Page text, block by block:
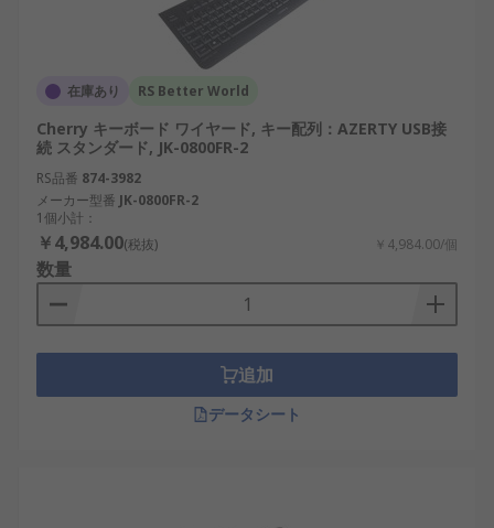
キーボードは多くのメーカーから販売されており、
用途や信頼性に応じた選択が行われています。国際
ブランドと日本メーカーがそれぞれ特徴を持ってい
RS PRO：産業用途を含む幅広いキーボードを
提供しています。
Cherry：キー技術で知られる国際ブランドで
す。
Ceratech：医療産業用途向けの特殊キーボー
ドを展開しています。
評のある国内向けブランドです。
Storm：耐久性を重視した設計で知られていま
在庫あり RS Better World
Cherry キーボード ワイヤード, キー配列：AZERTY USB接
続 スタンダード, JK-0800FR-2
RS品番 874-3982
メーカー型番 JK-0800FR-2
1個小計：
￥4,984.00(税抜) ￥4,984.00/個
数量
追加
データシート